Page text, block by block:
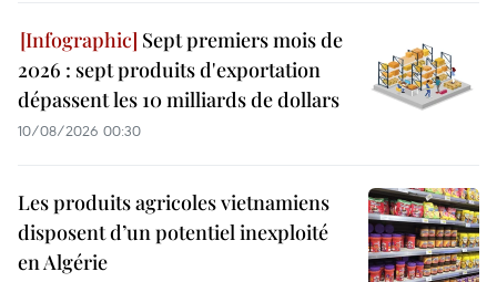
Sept premiers mois de
2026 : sept produits d'exportation
dépassent les 10 milliards de dollars
10/08/2026 00:30
Les produits agricoles vietnamiens
disposent d’un potentiel inexploité
en Algérie